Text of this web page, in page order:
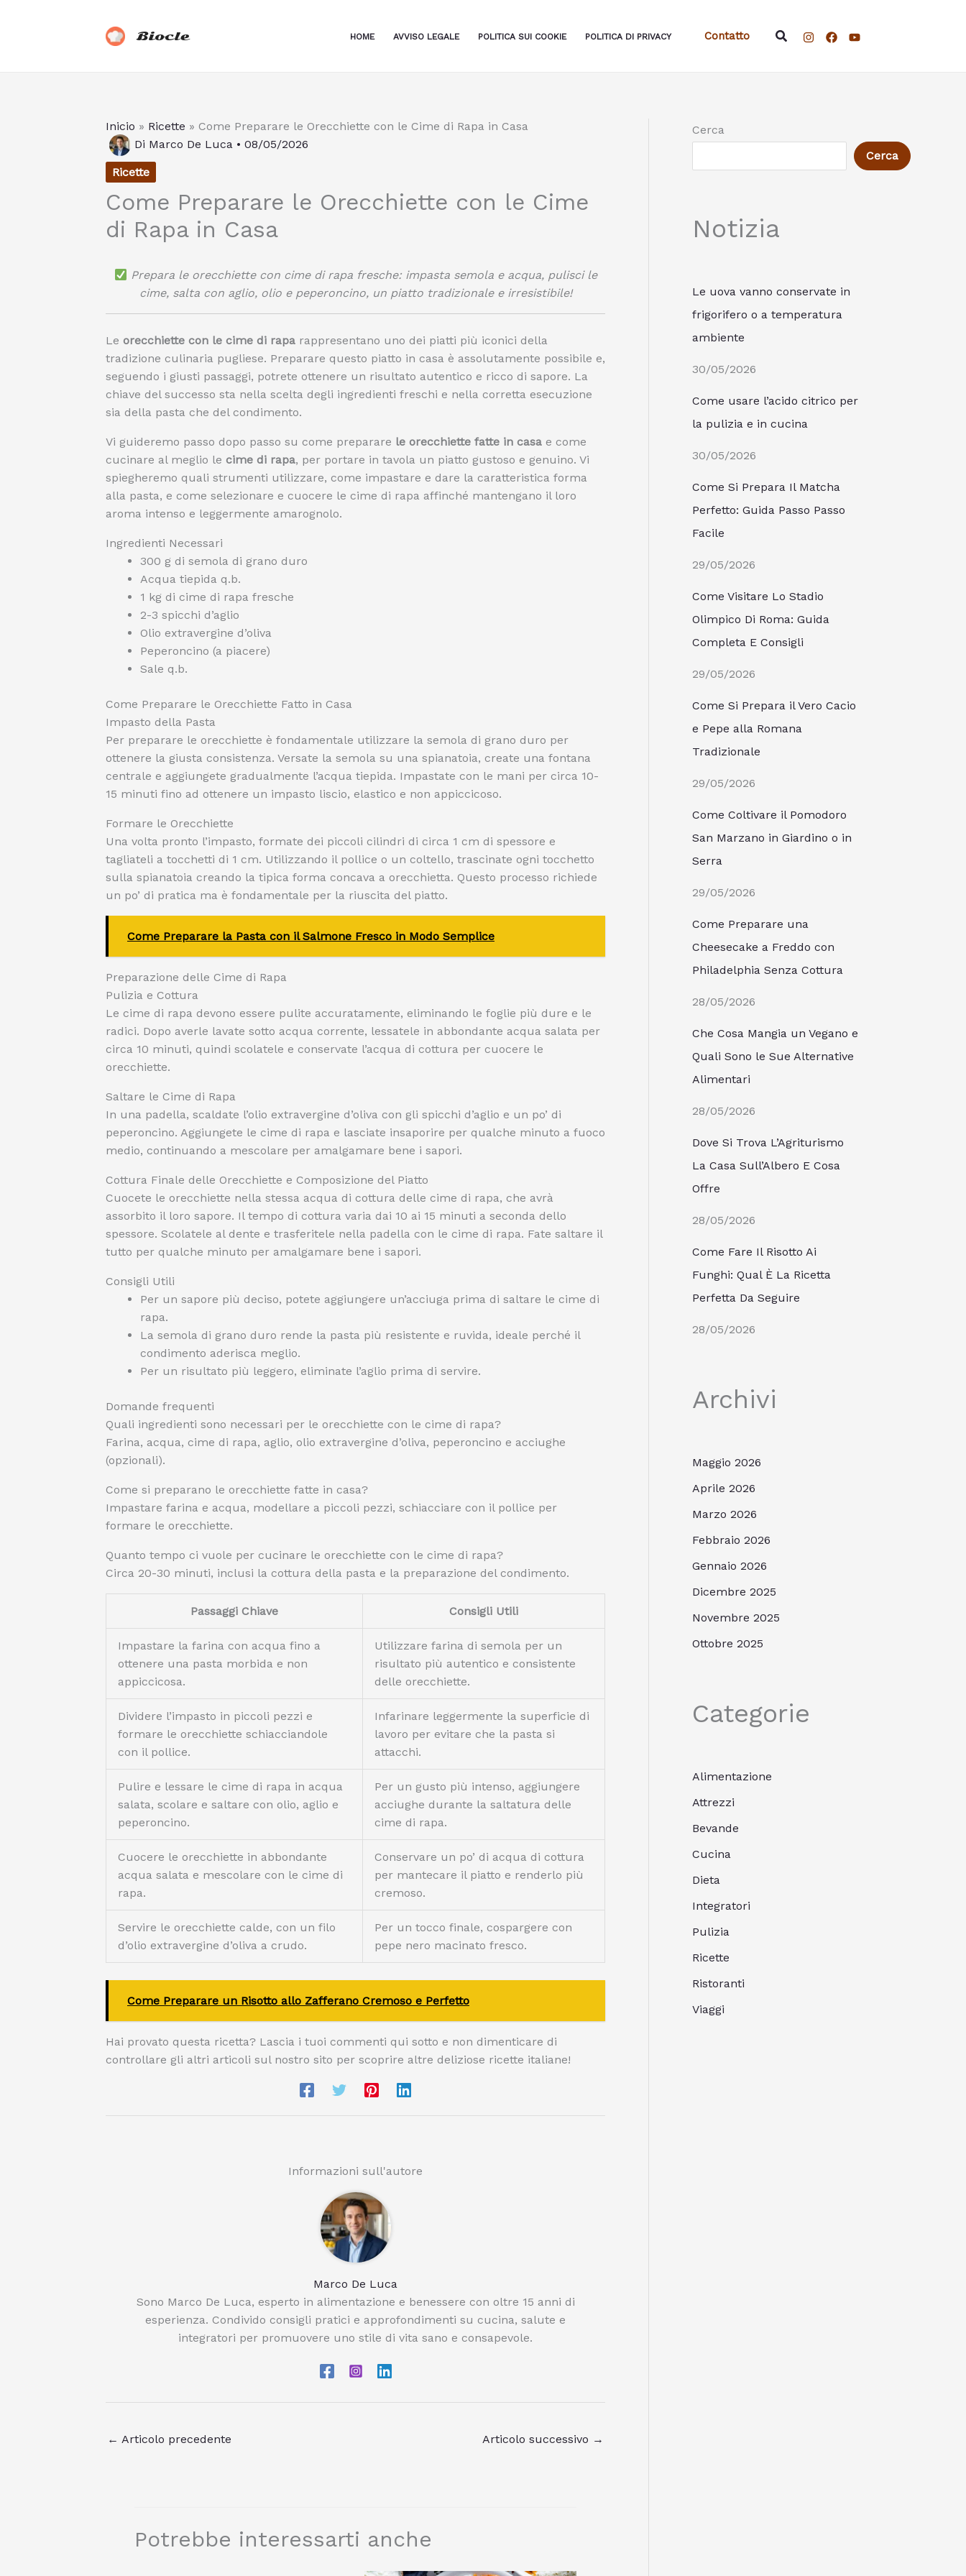
Biocle HOME AVVISO LEGALE POLITICA SUI COOKIE POLITICA DI PRIVACY Contatto Cerca
Inicio » Ricette » Come Preparare le Orecchiette con le Cime di Rapa in Casa
Di Marco De Luca • 08/05/2026
Ricette
Come Preparare le Orecchiette con le Cime
di Rapa in Casa
Prepara le orecchiette con cime di rapa fresche: impasta semola e acqua, pulisci le
cime, salta con aglio, olio e peperoncino, un piatto tradizionale e irresistibile!
Le orecchiette con le cime di rapa rappresentano uno dei piatti più iconici della
tradizione culinaria pugliese. Preparare questo piatto in casa è assolutamente possibile e,
seguendo i giusti passaggi, potrete ottenere un risultato autentico e ricco di sapore. La
chiave del successo sta nella scelta degli ingredienti freschi e nella corretta esecuzione
sia della pasta che del condimento.
Vi guideremo passo dopo passo su come preparare le orecchiette fatte in casa e come
cucinare al meglio le cime di rapa, per portare in tavola un piatto gustoso e genuino. Vi
spiegheremo quali strumenti utilizzare, come impastare e dare la caratteristica forma
alla pasta, e come selezionare e cuocere le cime di rapa affinché mantengano il loro
aroma intenso e leggermente amarognolo.
Ingredienti Necessari
300 g di semola di grano duro
Acqua tiepida q.b.
1 kg di cime di rapa fresche
2-3 spicchi d’aglio
Olio extravergine d’oliva
Peperoncino (a piacere)
Sale q.b.
Come Preparare le Orecchiette Fatto in Casa
Impasto della Pasta
Per preparare le orecchiette è fondamentale utilizzare la semola di grano duro per
ottenere la giusta consistenza. Versate la semola su una spianatoia, create una fontana
centrale e aggiungete gradualmente l’acqua tiepida. Impastate con le mani per circa 10-
15 minuti fino ad ottenere un impasto liscio, elastico e non appiccicoso.
Formare le Orecchiette
Una volta pronto l’impasto, formate dei piccoli cilindri di circa 1 cm di spessore e
tagliateli a tocchetti di 1 cm. Utilizzando il pollice o un coltello, trascinate ogni tocchetto
sulla spianatoia creando la tipica forma concava a orecchietta. Questo processo richiede
un po’ di pratica ma è fondamentale per la riuscita del piatto.
Come Preparare la Pasta con il Salmone Fresco in Modo Semplice
Preparazione delle Cime di Rapa
Pulizia e Cottura
Le cime di rapa devono essere pulite accuratamente, eliminando le foglie più dure e le
radici. Dopo averle lavate sotto acqua corrente, lessatele in abbondante acqua salata per
circa 10 minuti, quindi scolatele e conservate l’acqua di cottura per cuocere le
orecchiette.
Saltare le Cime di Rapa
In una padella, scaldate l’olio extravergine d’oliva con gli spicchi d’aglio e un po’ di
peperoncino. Aggiungete le cime di rapa e lasciate insaporire per qualche minuto a fuoco
medio, continuando a mescolare per amalgamare bene i sapori.
Cottura Finale delle Orecchiette e Composizione del Piatto
Cuocete le orecchiette nella stessa acqua di cottura delle cime di rapa, che avrà
assorbito il loro sapore. Il tempo di cottura varia dai 10 ai 15 minuti a seconda dello
spessore. Scolatele al dente e trasferitele nella padella con le cime di rapa. Fate saltare il
tutto per qualche minuto per amalgamare bene i sapori.
Consigli Utili
Per un sapore più deciso, potete aggiungere un’acciuga prima di saltare le cime di
rapa.
La semola di grano duro rende la pasta più resistente e ruvida, ideale perché il
condimento aderisca meglio.
Per un risultato più leggero, eliminate l’aglio prima di servire.
Domande frequenti
Quali ingredienti sono necessari per le orecchiette con le cime di rapa?
Farina, acqua, cime di rapa, aglio, olio extravergine d’oliva, peperoncino e acciughe
(opzionali).
Come si preparano le orecchiette fatte in casa?
Impastare farina e acqua, modellare a piccoli pezzi, schiacciare con il pollice per
formare le orecchiette.
Quanto tempo ci vuole per cucinare le orecchiette con le cime di rapa?
Circa 20-30 minuti, inclusi la cottura della pasta e la preparazione del condimento.
Passaggi Chiave Consigli Utili
Impastare la farina con acqua fino a
ottenere una pasta morbida e non
appiccicosa.
Utilizzare farina di semola per un
risultato più autentico e consistente
delle orecchiette.
Dividere l’impasto in piccoli pezzi e
formare le orecchiette schiacciandole
con il pollice.
Infarinare leggermente la superficie di
lavoro per evitare che la pasta si
attacchi.
Pulire e lessare le cime di rapa in acqua
salata, scolare e saltare con olio, aglio e
peperoncino.
Per un gusto più intenso, aggiungere
acciughe durante la saltatura delle
cime di rapa.
Cuocere le orecchiette in abbondante
acqua salata e mescolare con le cime di
rapa.
Conservare un po’ di acqua di cottura
per mantecare il piatto e renderlo più
cremoso.
Servire le orecchiette calde, con un filo
d’olio extravergine d’oliva a crudo.
Per un tocco finale, cospargere con
pepe nero macinato fresco.
Come Preparare un Risotto allo Zafferano Cremoso e Perfetto
Hai provato questa ricetta? Lascia i tuoi commenti qui sotto e non dimenticare di
controllare gli altri articoli sul nostro sito per scoprire altre deliziose ricette italiane!
Informazioni sull'autore
Marco De Luca
Sono Marco De Luca, esperto in alimentazione e benessere con oltre 15 anni di
esperienza. Condivido consigli pratici e approfondimenti su cucina, salute e
integratori per promuovere uno stile di vita sano e consapevole.
← Articolo precedente Articolo successivo →
Potrebbe interessarti anche
Cerca
Cerca
Notizia
Le uova vanno conservate in
frigorifero o a temperatura
ambiente
30/05/2026
Come usare l’acido citrico per
la pulizia e in cucina
30/05/2026
Come Si Prepara Il Matcha
Perfetto: Guida Passo Passo
Facile
29/05/2026
Come Visitare Lo Stadio
Olimpico Di Roma: Guida
Completa E Consigli
29/05/2026
Come Si Prepara il Vero Cacio
e Pepe alla Romana
Tradizionale
29/05/2026
Come Coltivare il Pomodoro
San Marzano in Giardino o in
Serra
29/05/2026
Come Preparare una
Cheesecake a Freddo con
Philadelphia Senza Cottura
28/05/2026
Che Cosa Mangia un Vegano e
Quali Sono le Sue Alternative
Alimentari
28/05/2026
Dove Si Trova L’Agriturismo
La Casa Sull’Albero E Cosa
Offre
28/05/2026
Come Fare Il Risotto Ai
Funghi: Qual È La Ricetta
Perfetta Da Seguire
28/05/2026
Archivi
Maggio 2026
Aprile 2026
Marzo 2026
Febbraio 2026
Gennaio 2026
Dicembre 2025
Novembre 2025
Ottobre 2025
Categorie
Alimentazione
Attrezzi
Bevande
Cucina
Dieta
Integratori
Pulizia
Ricette
Ristoranti
Viaggi